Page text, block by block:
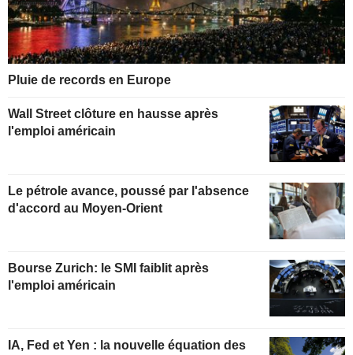
Pluie de records en Europe
Wall Street clôture en hausse après
l'emploi américain
Le pétrole avance, poussé par l'absence
d'accord au Moyen-Orient
Bourse Zurich: le SMI faiblit après
l'emploi américain
IA, Fed et Yen : la nouvelle équation des